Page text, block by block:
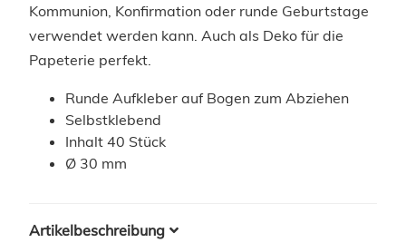
Kommunion, Konfirmation oder runde Geburtstage
verwendet werden kann. Auch als Deko für die
Papeterie perfekt.
Runde Aufkleber auf Bogen zum Abziehen
Selbstklebend
Inhalt 40 Stück
Ø 30 mm
Artikelbeschreibung